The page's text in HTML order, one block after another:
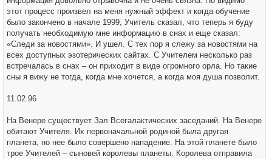
этот процесс произвел на меня нужный эффект и когда обучение
было закончено в начале 1999, Учитель сказал, что теперь я буду
получать необходимую мне информацию в снах и еще сказал:
«Следи за новостями». И ушел. С тех пор я слежу за новостями на
всех доступных эзотерических сайтах. С Учителем несколько раз
встречалась в снах – он приходит в виде огромного орла. Но такие
сны я вижу не тогда, когда мне хочется, а когда моя душа позволит.
11.02.96
На Венере существует Зал Всегалактических заседаний. На Венере
обитают Учителя. Их первоначальной родиной была другая
планета, но нее было совершено нападение. На этой планете было
трое Учителей – сыновей королевы планеты. Королева отправила